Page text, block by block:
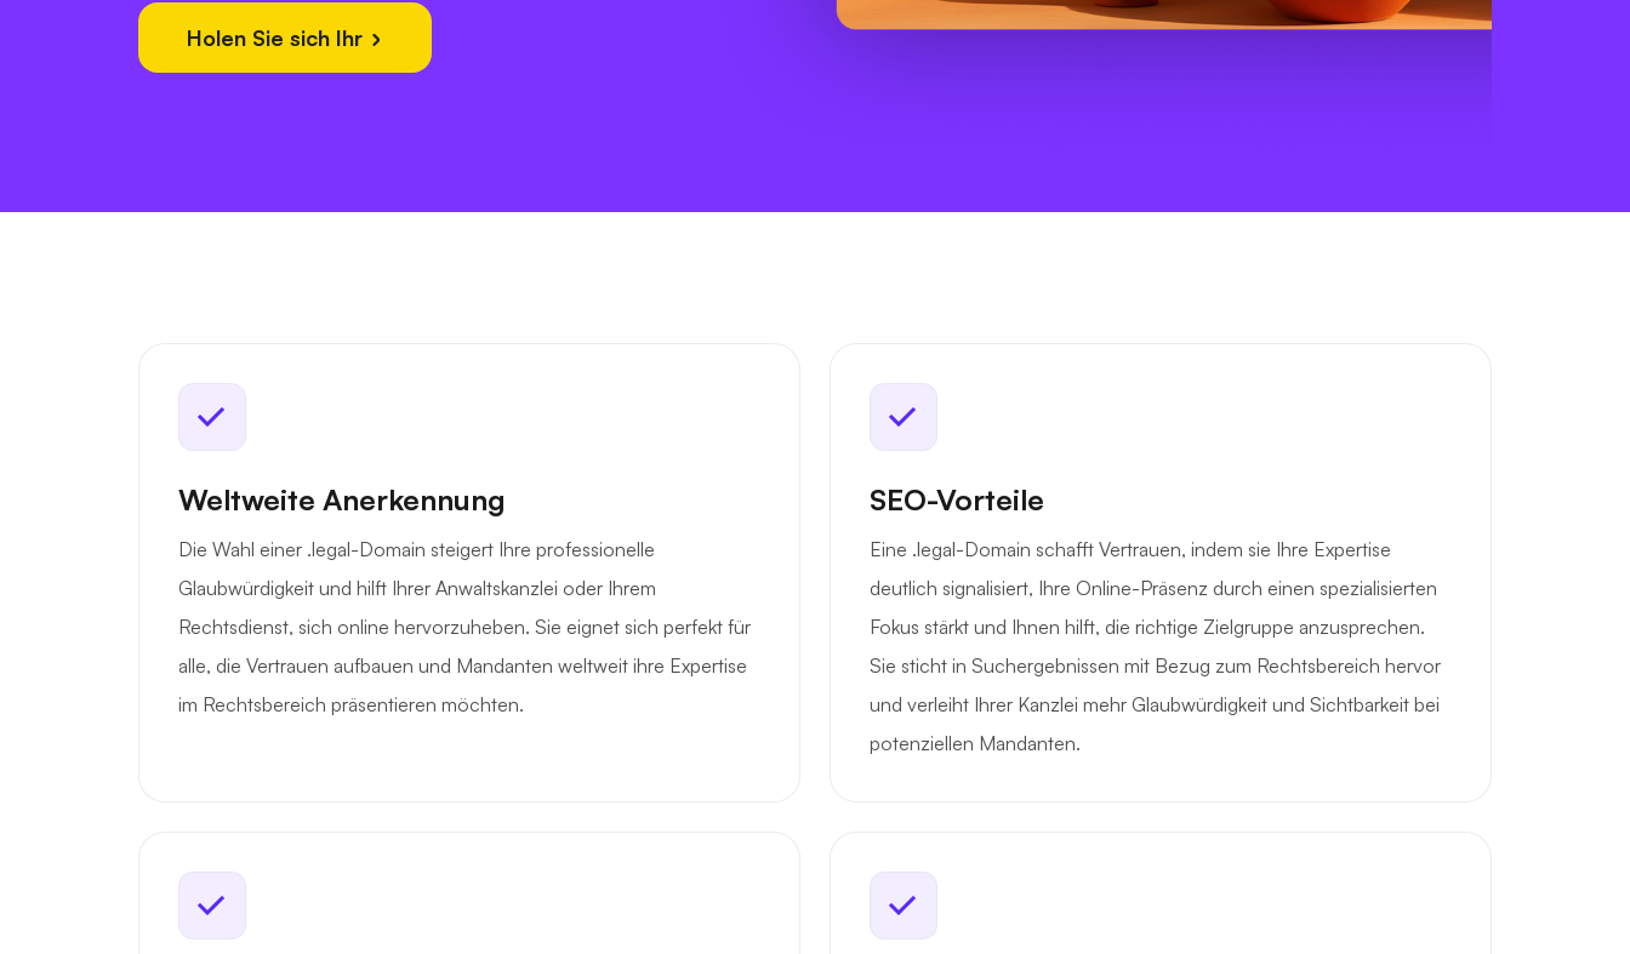
Holen Sie sich Ihr
Weltweite Anerkennung
Die Wahl einer .legal-Domain steigert Ihre professionelle
Glaubwürdigkeit und hilft Ihrer Anwaltskanzlei oder Ihrem
Rechtsdienst, sich online hervorzuheben. Sie eignet sich perfekt für
alle, die Vertrauen aufbauen und Mandanten weltweit ihre Expertise
im Rechtsbereich präsentieren möchten.
SEO-Vorteile
Eine .legal-Domain schafft Vertrauen, indem sie Ihre Expertise
deutlich signalisiert, Ihre Online-Präsenz durch einen spezialisierten
Fokus stärkt und Ihnen hilft, die richtige Zielgruppe anzusprechen.
Sie sticht in Suchergebnissen mit Bezug zum Rechtsbereich hervor
und verleiht Ihrer Kanzlei mehr Glaubwürdigkeit und Sichtbarkeit bei
potenziellen Mandanten.